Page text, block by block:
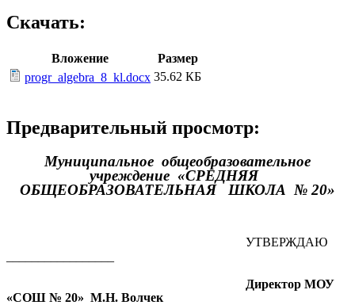
Скачать:
Вложение
Размер
progr_algebra_8_kl.docx 35.62 КБ
Предварительный просмотр:
Муниципальное общеобразовательное
учреждение «СРЕДНЯЯ
ОБЩЕОБРАЗОВАТЕЛЬНАЯ ШКОЛА № 20»
УТВЕРЖДАЮ
Директор МОУ
«СОШ № 20» М.Н. Волчек